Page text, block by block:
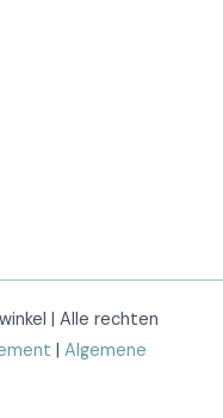
| Alle rechten
| Algemene